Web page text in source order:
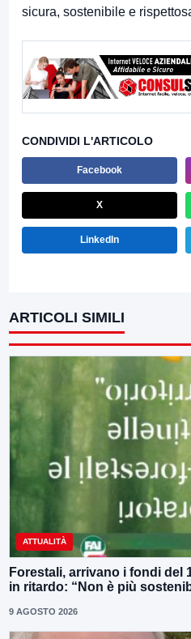
sicura, sostenibile e
CONDIVIDI L'ARTICOLO
Facebook
X
LinkedIn
ARTICOLI SIMILI
ATTUALITÀ
Forestali, arrivano i fondi del
in ritardo: “Non è più
9 AGOSTO 2026